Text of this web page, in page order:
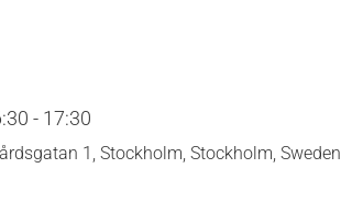
- 17:30
1, Stockholm, Stockholm, Sweden